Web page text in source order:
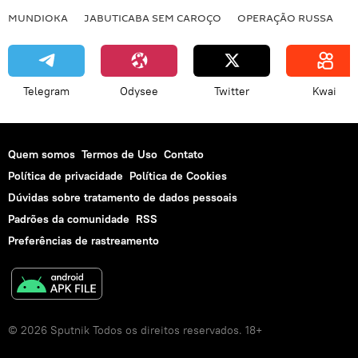
MUNDIOKA JABUTICABA SEM CAROÇO OPERAÇÃO RUSSA
Telegram Odysee Twitter Kwai
Quem somos Termos de Uso Contato
Política de privacidade Política de Cookies
Dúvidas sobre tratamento de dados pessoais
Padrões da comunidade RSS
Preferências de rastreamento
© 2026 Sputnik Todos os direitos reservados. 18+